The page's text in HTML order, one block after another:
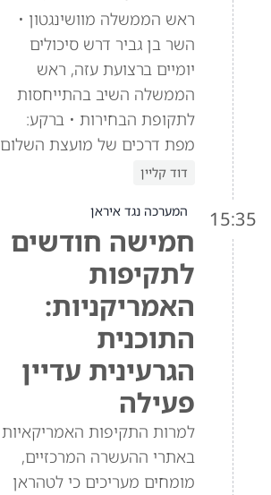
ראש הממשלה מוושינגטון •
השר בן גביר דרש סיכולים
יומיים ברצועת עזה, ראש
הממשלה השיב בהתייחסות
לתקופת הבחירות • ברקע:
מפת דרכים של מועצת השלום
דוד קליין
15:35 המערכה נגד איראן
חמישה חודשים
לתקיפות
האמריקניות:
התוכנית
הגרעינית עדיין
פעילה
למרות התקיפות האמריקאיות
באתרי ההעשרה המרכזיים,
מומחים מעריכים כי לטהראן